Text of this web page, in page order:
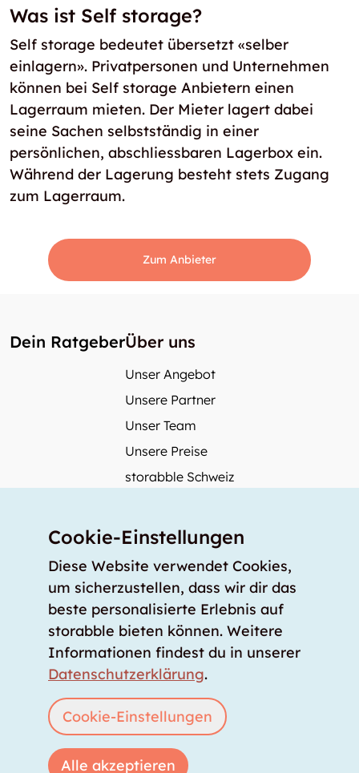
Was ist Self storage?
Self storage bedeutet übersetzt «selber
einlagern». Privatpersonen und Unternehmen
können bei Self storage Anbietern einen
Lagerraum mieten. Der Mieter lagert dabei
seine Sachen selbstständig in einer
persönlichen, abschliessbaren Lagerbox ein.
Während der Lagerung besteht stets Zugang
zum Lagerraum.
Zum Anbieter
Dein RatgeberÜber uns
Unser Angebot
Unsere Partner
Unser Team
Unsere Preise
storabble Schweiz
Mehr über storabble
Medienbeiträge
Wie gross muss ein Lagerraum sein?
Was kostet ein Lagerraum?
Für Lageranbieter
Anmelden Lagerraum inserieren
Cookie-Einstellungen
Diese Website verwendet Cookies,
um sicherzustellen, dass wir dir das
beste personalisierte Erlebnis auf
storabble bieten können. Weitere
Informationen findest du in unserer
Datenschutzerklärung.
Cookie-Einstellungen
Alle akzeptieren